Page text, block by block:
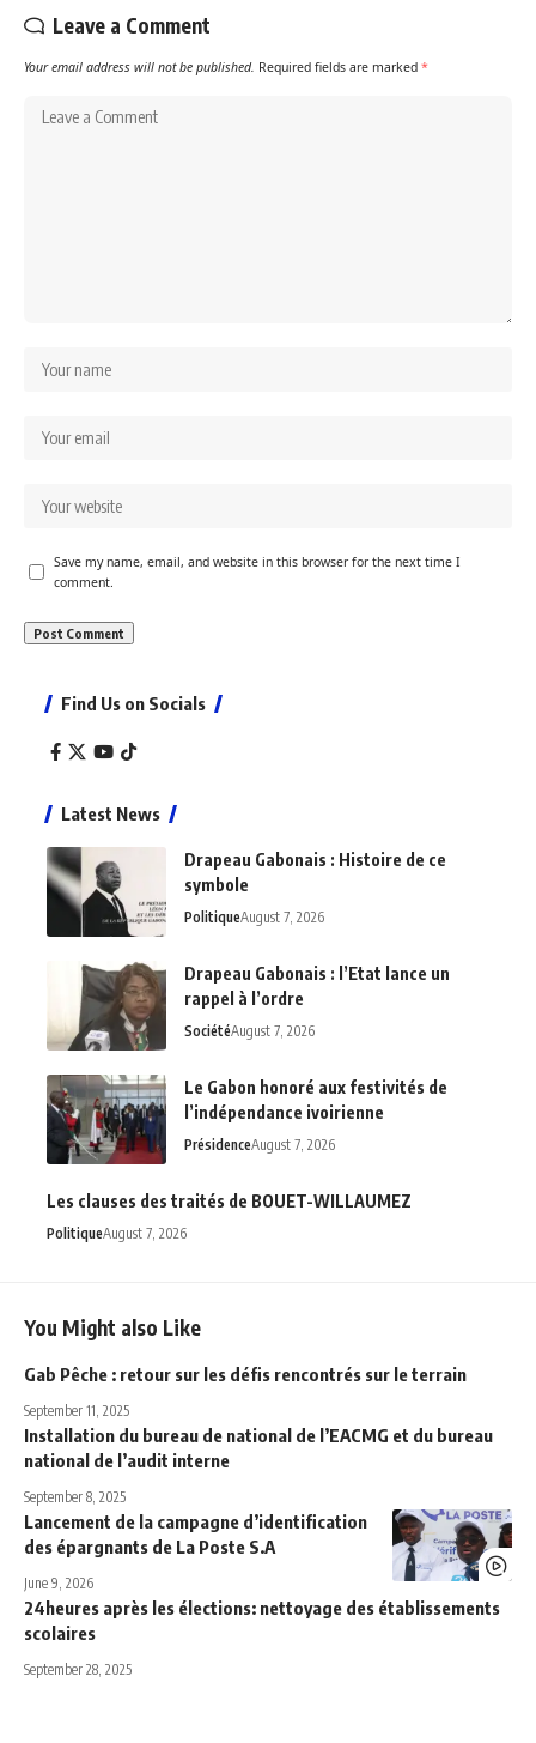
Leave a Comment
Your email address will not be published. Required fields are marked *
Save my name, email, and website in this browser for the next time I
comment.
Find Us on Socials
Latest News
Drapeau Gabonais : Histoire de ce
symbole
PolitiqueAugust 7, 2026
Drapeau Gabonais : l’Etat lance un
rappel à l’ordre
SociétéAugust 7, 2026
Le Gabon honoré aux festivités de
l’indépendance ivoirienne
PrésidenceAugust 7, 2026
Les clauses des traités de BOUET-WILLAUMEZ
PolitiqueAugust 7, 2026
You Might also Like
Gab Pêche : retour sur les défis rencontrés sur le terrain
September 11, 2025
Installation du bureau de national de l’EACMG et du bureau
national de l’audit interne
September 8, 2025
Lancement de la campagne d’identification
des épargnants de La Poste S.A
June 9, 2026
24heures après les élections: nettoyage des établissements
scolaires
September 28, 2025